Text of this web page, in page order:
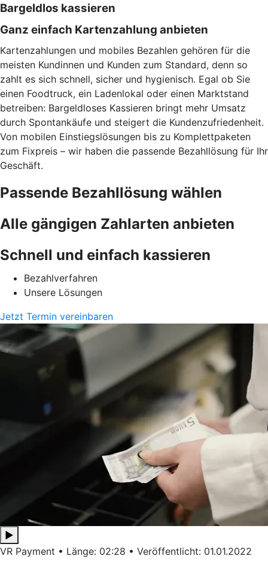
Bargeldlos kassieren
Ganz einfach Kartenzahlung anbieten
Kartenzahlungen und mobiles Bezahlen gehören für die
meisten Kundinnen und Kunden zum Standard, denn so
zahlt es sich schnell, sicher und hygienisch. Egal ob Sie
einen Foodtruck, ein Ladenlokal oder einen Marktstand
betreiben: Bargeldloses Kassieren bringt mehr Umsatz
durch Spontankäufe und steigert die Kundenzufriedenheit.
Von mobilen Einstiegslösungen bis zu Komplettpaketen
zum Fixpreis – wir haben die passende Bezahllösung für Ihr
Geschäft.
Passende Bezahllösung wählen
Alle gängigen Zahlarten anbieten
Schnell und einfach kassieren
Bezahlverfahren
Unsere Lösungen
Jetzt Termin vereinbaren
▶
VR Payment • Länge: 02:28 • Veröffentlicht: 01.01.2022